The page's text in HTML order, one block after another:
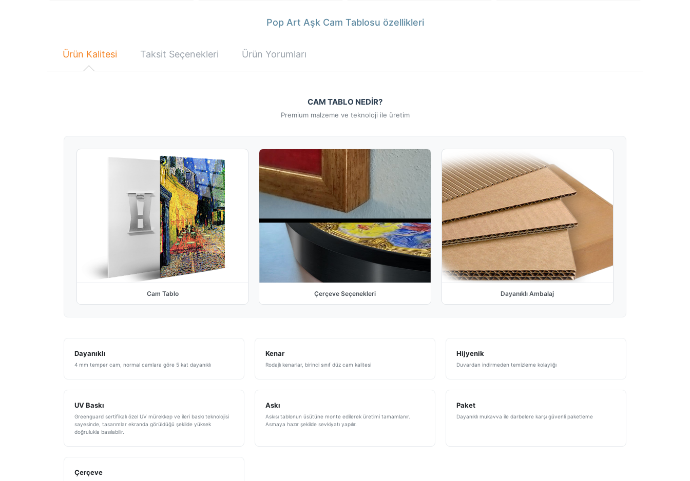
Pop Art Aşk Cam Tablosu özellikleri
Ürün Kalitesi Taksit Seçenekleri Ürün Yorumları
CAM TABLO NEDİR?
Premium malzeme ve teknoloji ile üretim
Cam Tablo Çerçeve Seçenekleri Dayanıklı Ambalaj
Dayanıklı
4 mm temper cam, normal camlara göre 5 kat dayanıklı
Kenar
Rodajlı kenarlar, birinci sınıf düz cam kalitesi
Hijyenik
Duvardan indirmeden temizleme kolaylığı
UV Baskı
Greenguard sertifikalı özel UV mürekkep ve ileri baskı teknolojisi
sayesinde, tasarımlar ekranda görüldüğü şekilde yüksek
doğrulukla basılabilir.
Askı
Askısı tablonun üsütüne monte edilerek üretimi tamamlanır.
Asmaya hazır şekilde sevkiyatı yapılır.
Paket
Dayanıklı mukavva ile darbelere karşı güvenli paketleme
Çerçeve